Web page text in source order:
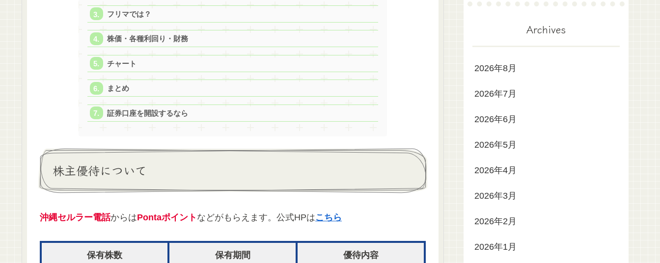
フリマでは？
株価・各種利回り・財務
チャート
まとめ
証券口座を開設するなら
株主優待について
沖縄セルラー電話からはPontaポイント などがもらえます。公式HPはこちら
保有株数 保有期間 優待内容
Archives
2026年8月
2026年7月
2026年6月
2026年5月
2026年4月
2026年3月
2026年2月
2026年1月